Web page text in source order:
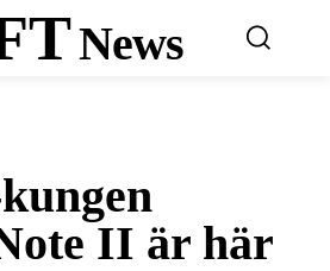
News
II är här